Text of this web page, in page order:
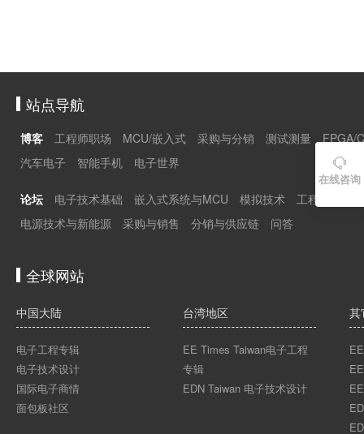
站点导航
博客 工程师职场 MCU/嵌入式 采购与分销 测试测量
FPGA/
汽车电子
智能手机 电子世界
论坛 电子技术基础 嵌入式系统与MCU 模拟技术
工程师职场
电源技术与新能源
采购与销售 分销与供应链 问答
全球网站
中国大陆
电子工程专辑
电子技术设计
国际电子商情
面包板社区
台湾地区
EE Times Taiwan电子工程
专辑
EDN Taiwan 电子技术设计
其

在线咨询